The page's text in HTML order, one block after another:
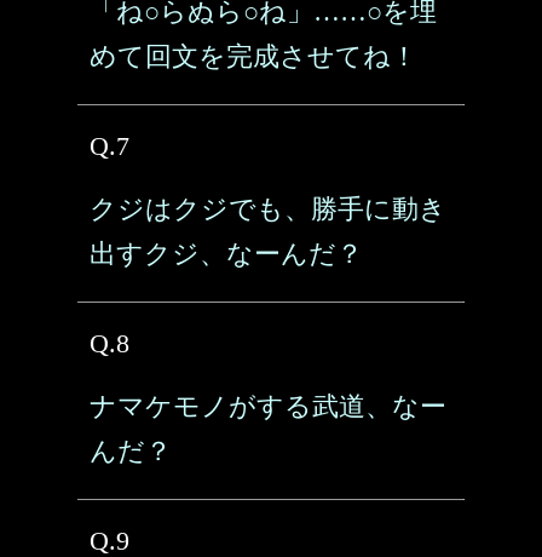
「ね○らぬら○ね」……○を埋
めて回文を完成させてね！
Q.7
クジはクジでも、勝手に動き
出すクジ、なーんだ？
Q.8
ナマケモノがする武道、なー
んだ？
Q.9